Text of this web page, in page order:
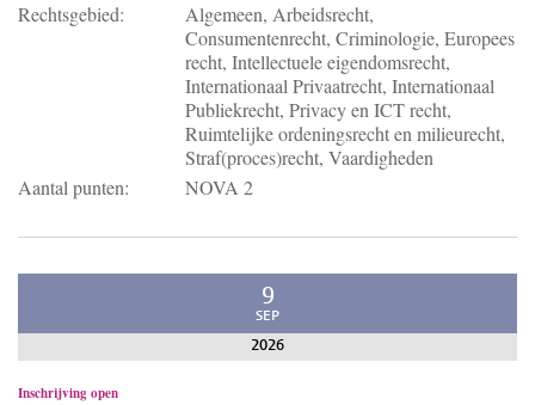
Rechtsgebied:
Algemeen, Arbeidsrecht,
Consumentenrecht, Criminologie, Europees
recht, Intellectuele eigendomsrecht,
Internationaal Privaatrecht, Internationaal
Publiekrecht, Privacy en ICT recht,
Ruimtelijke ordeningsrecht en milieurecht,
Straf(proces)recht, Vaardigheden
Aantal punten:
NOVA 2
9
SEP
2026
Inschrijving open